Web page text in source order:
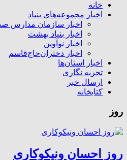
خانه
اخبار مجموعه‌های بنیاد
اخبار سازمان مدارس
اخبار بنیاد بهشت
اخبار نوآوین
اخبار دختران‌حاج‌قاسم
اخبار استان‌ها
تجربه نگاری
ارسال خبر
کتابخانه
روز
روز احسان ونیکوکاری